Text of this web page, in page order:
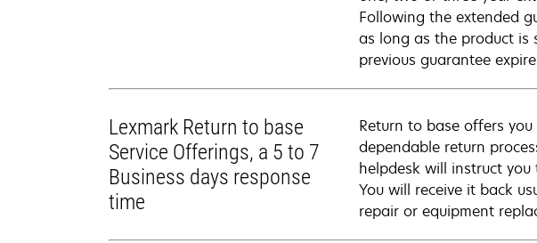
Following the extended
as long as the product is
previous guarantee
Lexmark Return to base
Service Offerings, a 5 to 7
Business days response
time
Return to base offers
dependable return
helpdesk will instruct
You will receive it back
repair or equipment